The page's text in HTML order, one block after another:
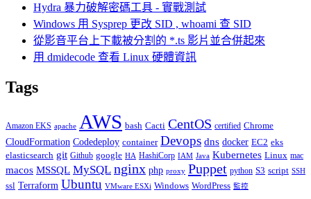
Hydra 暴力破解密碼工具 - 實戰測試
Windows 用 Sysprep 更改 SID , whoami 查 SID
從影音平台上下載被分割的 *.ts 影片並合併起來
用 dmidecode 查看 Linux 硬體資訊
Tags
Amazon EKS apache AWS bash Cacti CentOS certified Chrome
CloudFormation Codedeploy container Devops dns docker EC2 eks
elasticsearch git Github google HA HashiCorp IAM Java Kubernetes Linux mac
macos MSSQL MySQL nginx php proxy Puppet python S3 script SSH
ssl Terraform Ubuntu VMware ESXi Windows WordPress 監控